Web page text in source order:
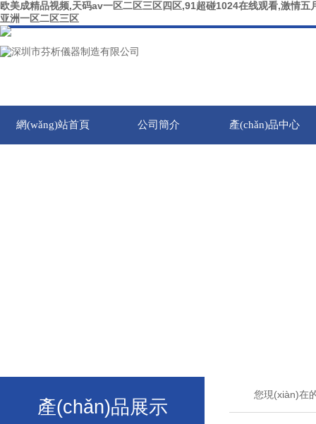
欧美成精品视频,天码av一区二区三区四区,91超碰1024在线观看,激情
亚洲一区二区三区
網(wǎng)站首頁 公司簡介 產(chǎn)品中心
產(chǎn)品展示
您現(xiàn)在